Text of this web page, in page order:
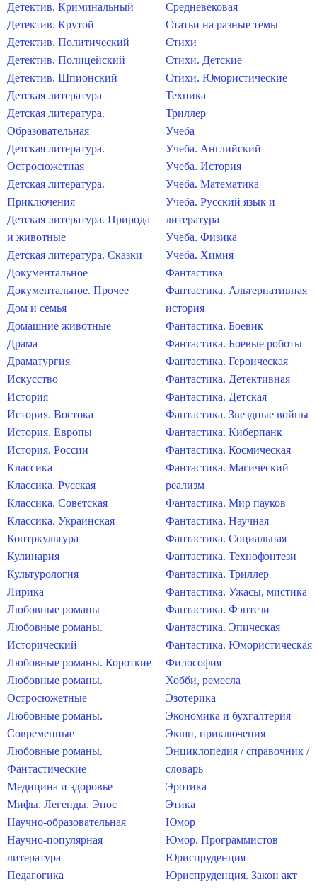
Детектив. Криминальный
Детектив. Крутой
Детектив. Политический
Детектив. Полицейский
Детектив. Шпионский
Детская литература
Детская литература.
Образовательная
Детская литература.
Остросюжетная
Детская литература.
Приключения
Детская литература. Природа
и животные
Детская литература. Сказки
Документальное
Документальное. Прочее
Дом и семья
Домашние животные
Драма
Драматургия
Искусство
История
История. Востока
История. Европы
История. России
Классика
Классика. Русская
Классика. Советская
Классика. Украинская
Контркультура
Кулинария
Культурология
Лирика
Любовные романы
Любовные романы.
Исторический
Любовные романы. Короткие
Любовные романы.
Остросюжетные
Любовные романы.
Современные
Любовные романы.
Фантастические
Медицина и здоровье
Мифы. Легенды. Эпос
Научно-образовательная
Научно-популярная
литература
Педагогика
Средневековая
Статьи на разные темы
Стихи
Стихи. Детские
Стихи. Юмористические
Техника
Триллер
Учеба
Учеба. Английский
Учеба. История
Учеба. Математика
Учеба. Русский язык и
литература
Учеба. Физика
Учеба. Химия
Фантастика
Фантастика. Альтернативная
история
Фантастика. Боевик
Фантастика. Боевые роботы
Фантастика. Героическая
Фантастика. Детективная
Фантастика. Детская
Фантастика. Звездные войны
Фантастика. Киберпанк
Фантастика. Космическая
Фантастика. Магический
реализм
Фантастика. Мир пауков
Фантастика. Научная
Фантастика. Социальная
Фантастика. Технофэнтези
Фантастика. Триллер
Фантастика. Ужасы, мистика
Фантастика. Фэнтези
Фантастика. Эпическая
Фантастика. Юмористическая
Философия
Хобби, ремесла
Эзотерика
Экономика и бухгалтерия
Экшн, приключения
Энциклопедия / справочник /
словарь
Эротика
Этика
Юмор
Юмор. Программистов
Юриспруденция
Юриспруденция. Закон акт